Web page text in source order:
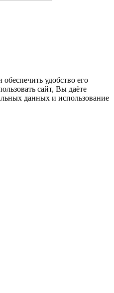
удобство его
сайт, Вы даёте
данных и использование